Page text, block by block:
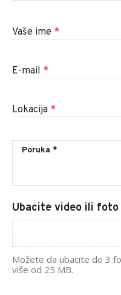
Vaše ime *
E-mail *
Lokacija *
Ubacite video ili foto
Možete da ubacite do 3
više od 25 MB.